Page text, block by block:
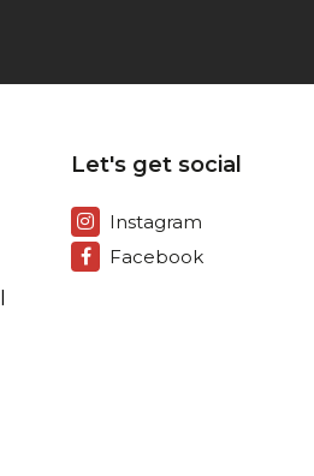
Let's get social
Instagram
Facebook